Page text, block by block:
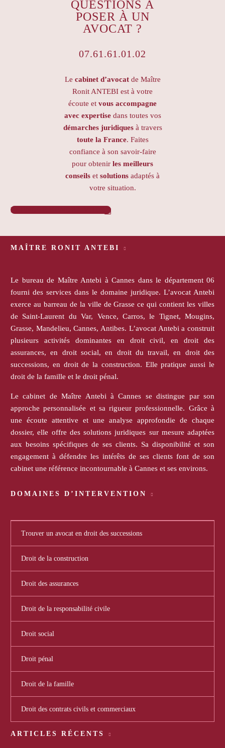
QUESTIONS À
POSER À UN
AVOCAT ?
07.61.61.01.02
Le cabinet d’avocatde Maître
Ronit ANTEBI est à votre
écoute et vous accompagne
avec expertisedans toutes vos
démarches juridiquesà travers
toute la France. Faites
confiance à son savoir-faire
pour obtenir les meilleurs
conseils et solutions adaptés à
votre situation.
PRENDRE RENDEZ-VOUS 
MAÎTRE RONIT ANTEBI
Le bureau de Maître Antebi à Cannes dans le département 06
fourni des services dans le domaine juridique. L’avocat Antebi
exerce au barreau de la ville de Grasse ce qui contient les villes
de Saint-Laurent du Var, Vence, Carros, le Tignet, Mougins,
Grasse, Mandelieu, Cannes, Antibes. L’avocat Antebi a construit
plusieurs activités dominantes en droit civil, en droit des
assurances, en droit social, en droit du travail, en droit des
successions, en droit de la construction. Elle pratique aussi le
droit de la famille et le droit pénal.
Le cabinet de Maître Antebi à Cannes se distingue par son
approche personnalisée et sa rigueur professionnelle. Grâce à
une écoute attentive et une analyse approfondie de chaque
dossier, elle offre des solutions juridiques sur mesure adaptées
aux besoins spécifiques de ses clients. Sa disponibilité et son
engagement à défendre les intérêts de ses clients font de son
cabinet une référence incontournable à Cannes et ses environs.
DOMAINES D’INTERVENTION
Trouver un avocat en droit des successions
Droit de la construction
Droit des assurances
Droit de la responsabilité civile
Droit social
Droit pénal
Droit de la famille
Droit des contrats civils et commerciaux
ARTICLES RÉCENTS